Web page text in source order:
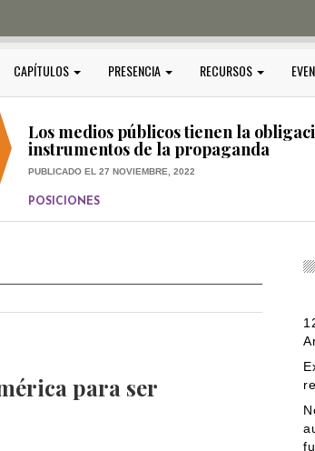
CAPÍTULOS PRESENCIA RECURSOS
PUBLICADO EL 17 DICIEMBRE, 2022
Los medios públicos tienen la
instrumentos de la propaganda
PUBLICADO EL 27 NOVIEMBRE, 2022
POSICIONES
Consejos ciudadanos e IFT deben
para ser